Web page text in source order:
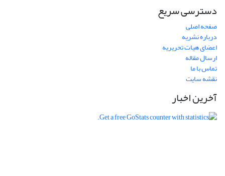
دسترسی سریع
صفحه اصلی
درباره نشریه
اعضای هیات تحریریه
ارسال مقاله
تماس با ما
نقشه سایت
آخرین اخبار